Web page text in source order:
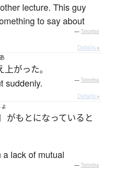
lecture. This guy
to say about
— Tatoeba
Details ▸
上がった。
suddenly. — Tatoeba
Details ▸
がもとになっている と
lack of mutual
— Tatoeba